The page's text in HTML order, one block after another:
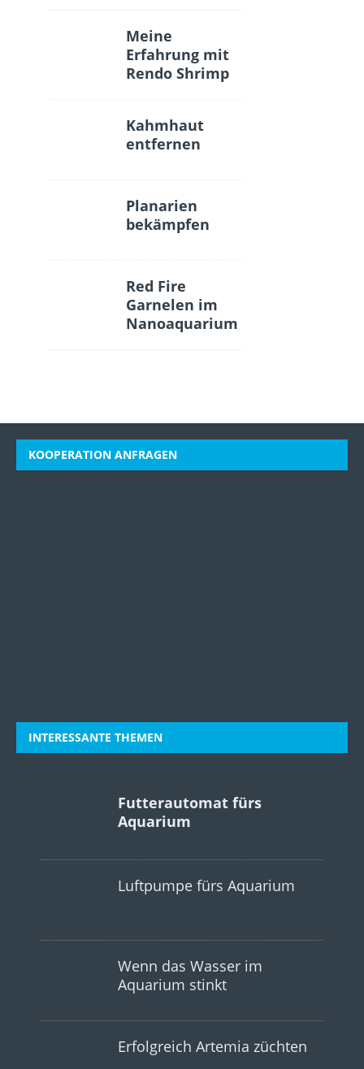
Meine
Erfahrung mit
Rendo Shrimp
Kahmhaut
entfernen
Planarien
bekämpfen
Red Fire
Garnelen im
Nanoaquarium
KOOPERATION ANFRAGEN
INTERESSANTE THEMEN
Futterautomat fürs
Aquarium
Luftpumpe fürs Aquarium
Wenn das Wasser im
Aquarium stinkt
Erfolgreich Artemia züchten